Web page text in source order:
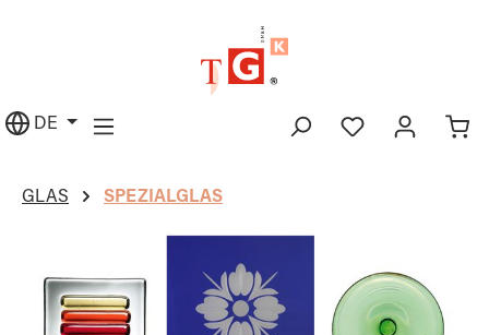
DE
GLAS SPEZIALGLAS